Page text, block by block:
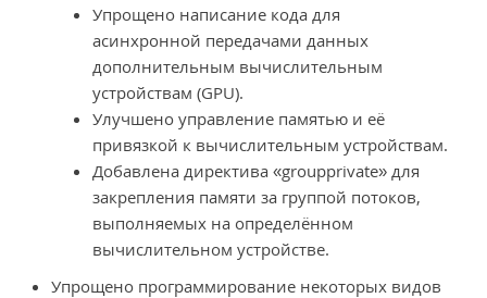
Упрощено написание кода для
асинхронной передачами данных
дополнительным вычислительным
устройствам (GPU).
Улучшено управление памятью и её
привязкой к вычислительным устройствам.
Добавлена директива «groupprivate» для
закрепления памяти за группой потоков,
выполняемых на определённом
вычислительном устройстве.
Упрощено программирование некоторых видов